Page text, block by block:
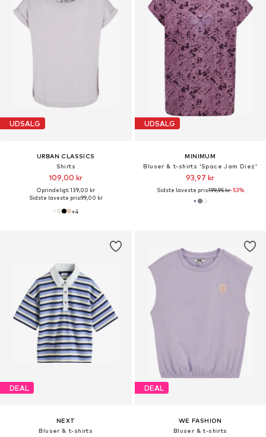
UDSALG
URBAN CLASSICS
Shirts
109,00 kr
Oprindeligt: 139,00 kr
Sidste laveste pris:99,00 kr
+4
UDSALG
MINIMUM
Bluser & t-shirts 'Space Jam Diez'
93,97 kr
Sidste laveste pris:199,95 kr-53%
DEAL
NEXT
Bluser & t-shirts
DEAL
WE FASHION
Bluser & t-shirts